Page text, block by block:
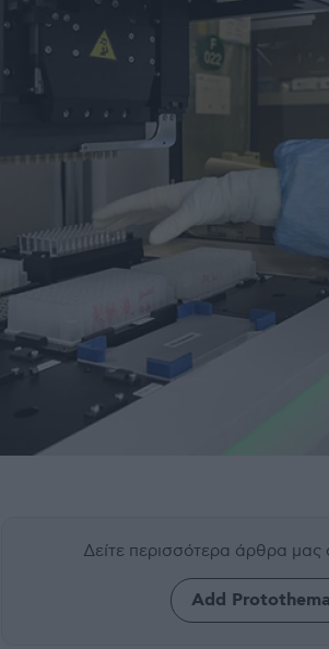
Δείτε περισσότερα άρθρα μας
Add